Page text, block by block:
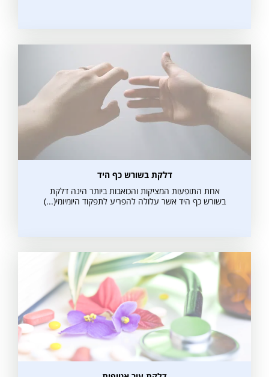
דלקת בשורש כף היד
אחת התופעות המציקות והכואבות ביותר הינה דלקת
בשורש כף היד אשר עלולה להפריע לתפקוד היומיומי(...)